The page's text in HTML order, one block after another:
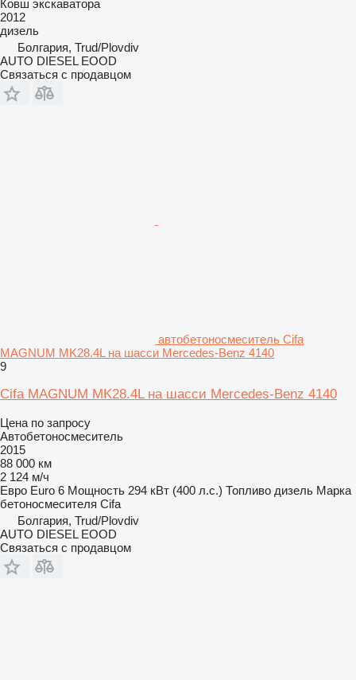
Ковш экскаватора
2012
дизель
Болгария, Trud/Plovdiv
AUTO DIESEL EOOD
Связаться с продавцом
автобетоносмеситель Cifa
MAGNUM MK28.4L на шасси Mercedes-Benz 4140
9
Cifa MAGNUM MK28.4L на шасси Mercedes-Benz 4140
Цена по запросу
Автобетоносмеситель
2015
88 000 км
2 124 м/ч
Евро Euro 6 Мощность 294 кВт (400 л.с.) Топливо дизель Марка
бетоносмесителя Cifa
Болгария, Trud/Plovdiv
AUTO DIESEL EOOD
Связаться с продавцом